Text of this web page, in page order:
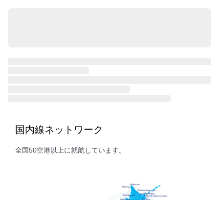
国内線ネットワーク
全国50空港以上に就航しています。